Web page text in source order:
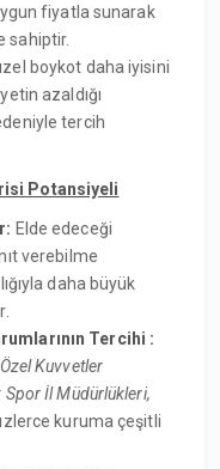
fiyatla sunarak
sahiptir.
boykot daha iyisini
azaldığı
tercih
Potansiyeli
Elde edeceği
verebilme
daha büyük
Tercihi :
Kuvvetler
Spor İl Müdürlükleri,
kuruma çeşitli